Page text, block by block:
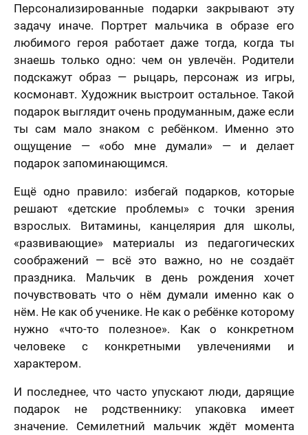
Персонализированные подарки закрывают эту
задачу иначе. Портрет мальчика в образе его
любимого героя работает даже тогда, когда ты
знаешь только одно: чем он увлечён. Родители
подскажут образ — рыцарь, персонаж из игры,
космонавт. Художник выстроит остальное. Такой
подарок выглядит очень продуманным, даже если
ты сам мало знаком с ребёнком. Именно это
ощущение — «обо мне думали» — и делает
подарок запоминающимся.
Ещё одно правило: избегай подарков, которые
решают «детские проблемы» с точки зрения
взрослых. Витамины, канцелярия для школы,
«развивающие» материалы из педагогических
соображений — всё это важно, но не создаёт
праздника. Мальчик в день рождения хочет
почувствовать что о нём думали именно как о
нём. Не как об ученике. Не как о ребёнке которому
нужно «что-то полезное». Как о конкретном
человеке с конкретными увлечениями и
характером.
И последнее, что часто упускают люди, дарящие
подарок не родственнику: упаковка имеет
значение. Семилетний мальчик ждёт момента